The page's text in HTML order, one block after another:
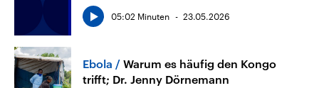
05:02 Minuten 23.05.2026
Ebola
Warum es häufig den Kongo
trifft; Dr. Jenny Dörnemann